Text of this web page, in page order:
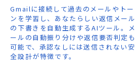
Gmailに接続して過去のメールやトー
ンを学習し、あなたらしい返信メール
の下書きを自動生成するAIツール。メ
ールの自動振り分けや返信要否判定も
可能で、承認なしには送信されない安
全設計が特徴です。